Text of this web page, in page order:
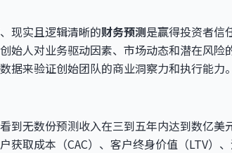
现实且逻辑清晰的财务预测是赢得投资者信
始人对业务驱动因素、市场动态和潜在风险
来验证创始团队的商业洞察力和执行能力。
到无数份预测收入在三到五年内达到数亿美
取成本（CAC）、客户终身价值（LTV）